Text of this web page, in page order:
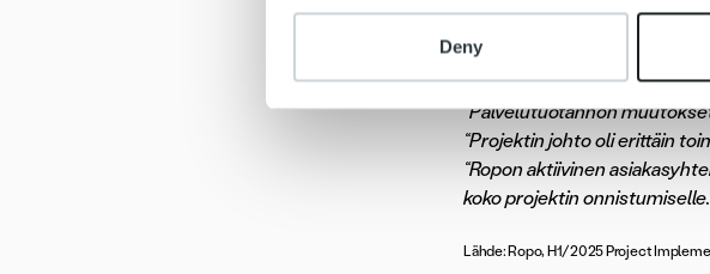
Deny
“Viikkopalaverit Ropo-tiimin
“Ongelmien sattuessa
“Aktiivista ja
“Palvelutuotannon
“Projektin johto oli erittäin
“Ropon aktiivinen
koko projektin
Lähde: Ropo, H1/2025 Project